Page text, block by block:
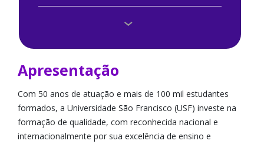
Trabalhe Conosco
Doação de Corpos
Apresentação
Com 50 anos de atuação e mais de 100 mil estudantes
formados, a Universidade São Francisco (USF) investe na
formação de qualidade, com reconhecida nacional e
internacionalmente por sua excelência de ensino e